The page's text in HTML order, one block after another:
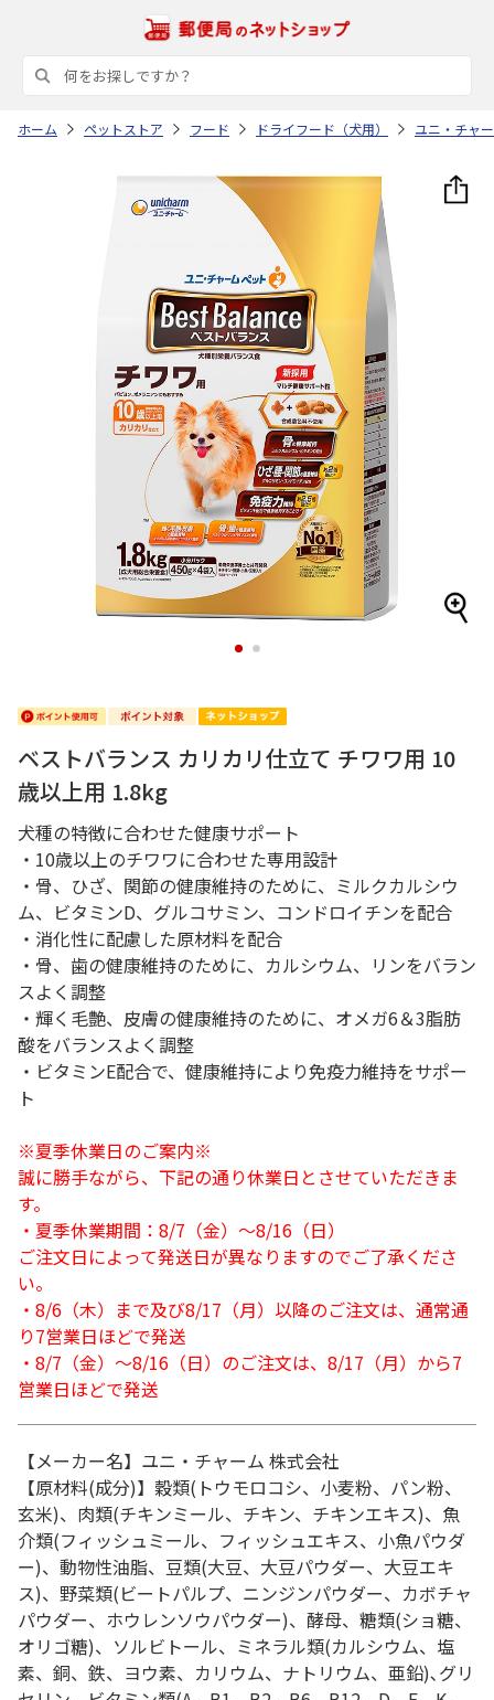
ホーム ペットストア フード ドライフード（犬用） ユニ・チャ
1 2
ベストバランス カリカリ仕立て チワワ用 10
歳以上用 1.8kg
犬種の特徴に合わせた健康サポート
・10歳以上のチワワに合わせた専用設計
・骨、ひざ、関節の健康維持のために、ミルクカルシウ
ム、ビタミンD、グルコサミン、コンドロイチンを配合
・消化性に配慮した原材料を配合
・骨、歯の健康維持のために、カルシウム、リンをバラン
スよく調整
・輝く毛艶、皮膚の健康維持のために、オメガ6＆3脂肪
酸をバランスよく調整
・ビタミンE配合で、健康維持により免疫力維持をサポー
ト
※夏季休業日のご案内※
誠に勝手ながら、下記の通り休業日とさせていただきま
す。
・夏季休業期間：8/7（金）～8/16（日）
ご注文日によって発送日が異なりますのでご了承くださ
い。
・8/6（木）まで及び8/17（月）以降のご注文は、通常通
り7営業日ほどで発送
・8/7（金）～8/16（日）のご注文は、8/17（月）から7
営業日ほどで発送
【メーカー名】ユニ・チャーム 株式会社
【原材料(成分)】穀類(トウモロコシ、小麦粉、パン粉、
玄米)、肉類(チキンミール、チキン、チキンエキス)、魚
介類(フィッシュミール、フィッシュエキス、小魚パウダ
ー)、動物性油脂、豆類(大豆、大豆パウダー、大豆エキ
ス)、野菜類(ビートパルプ、ニンジンパウダー、カボチャ
パウダー、ホウレンソウパウダー)、酵母、糖類(ショ糖、
オリゴ糖)、ソルビトール、ミネラル類(カルシウム、塩
素、銅、鉄、ヨウ素、カリウム、ナトリウム、亜鉛)､グリ